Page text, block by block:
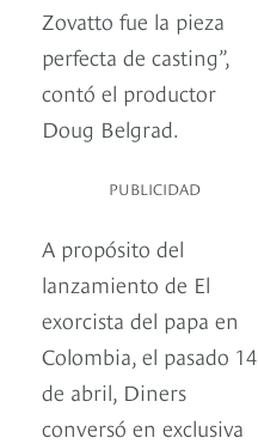
Zovatto fue la pieza
perfecta de casting”,
contó el productor
Doug Belgrad.
PUBLICIDAD
A propósito del
lanzamiento de El
exorcista del papa en
Colombia, el pasado 14
de abril, Diners
conversó en exclusiva